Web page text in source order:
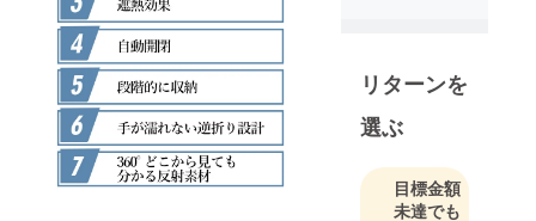
企業に専門
的なクロス
ボーダー
マーケティ
ングサービ
リターンを
選ぶ
目標金額
未達でも